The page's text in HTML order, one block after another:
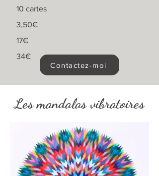
10 cartes
3,50€
17€
34€
Contactez-moi
Les mandalas vibratoires